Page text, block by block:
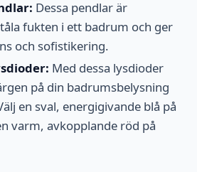
Dessa pendlar är
fukten i ett badrum och ger
och sofistikering.
Med dessa lysdioder
på din badrumsbelysning
en sval, energigivande blå på
varm, avkopplande röd på